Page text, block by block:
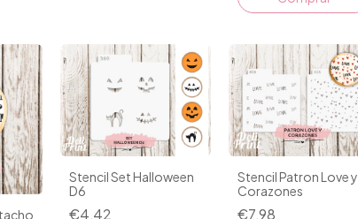
Stencil Set Halloween
D6
€4,42
Stencil Patron Love y
Corazones
€7,98